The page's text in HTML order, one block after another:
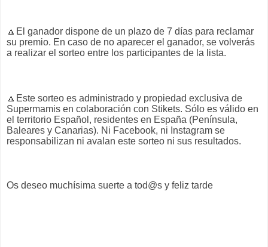
🔼 El ganador dispone de un plazo de 7 días para reclamar
su premio. En caso de no aparecer el ganador, se volverás
a realizar el sorteo entre los participantes de la lista.
🔼 Este sorteo es administrado y propiedad exclusiva de
Supermamis en colaboración con Stikets. Sólo es válido en
el territorio Español, residentes en España (Península,
Baleares y Canarias). Ni Facebook, ni Instagram se
responsabilizan ni avalan este sorteo ni sus resultados.
Os deseo muchísima suerte a tod@s y feliz tarde